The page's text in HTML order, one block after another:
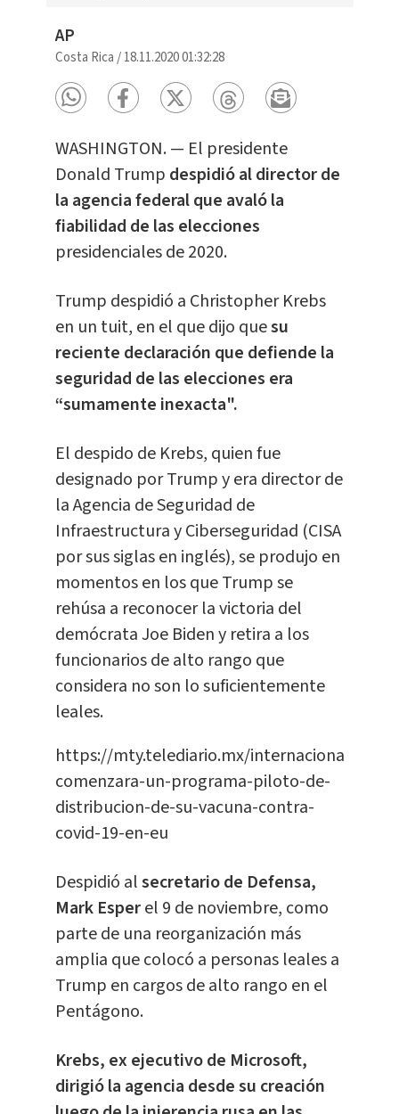
AP
Costa Rica /18.11.2020 01:32:28
WASHINGTON. — El presidente
Donald Trump despidió al director de
la agencia federal que avaló la
fiabilidad de las elecciones
presidenciales de 2020.
Trump despidió a Christopher Krebs
en un tuit, en el que dijo quesu
reciente declaración que defiende la
seguridad de las elecciones era
“sumamente inexacta".
El despido de Krebs, quien fue
designado por Trump y era director de
la Agencia de Seguridad de
Infraestructura y Ciberseguridad (CISA
por sus siglas en inglés), se produjo en
momentos en los que Trump se
rehúsa a reconocer la victoria del
demócrata Joe Biden y retira a los
funcionarios de alto rango que
considera no son lo suficientemente
leales.
https://mty.telediario.mx/internacional/
comenzara-un-programa-piloto-de-
distribucion-de-su-vacuna-contra-
covid-19-en-eu
Despidió alsecretario de Defensa,
Mark Esperel 9 de noviembre, como
parte de una reorganización más
amplia que colocó a personas leales a
Trump en cargos de alto rango en el
Pentágono.
Krebs, ex ejecutivo de Microsoft,
dirigió la agencia desde su creación